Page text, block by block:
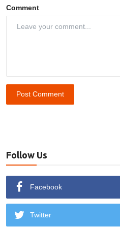
Comment
Post Comment
Follow Us
Facebook
Twitter